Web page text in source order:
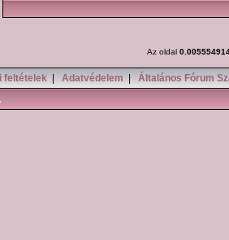
Az oldal
feltételek Adatvédelem Általános Fórum